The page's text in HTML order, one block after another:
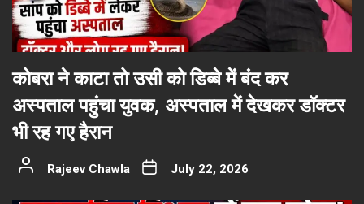
कोबरा ने काटा तो उसी को डिब्बे में बंद कर
अस्पताल पहुंचा युवक, अस्पताल में देखकर डॉक्टर
भी रह गए हैरान
Rajeev Chawla July 22, 2026